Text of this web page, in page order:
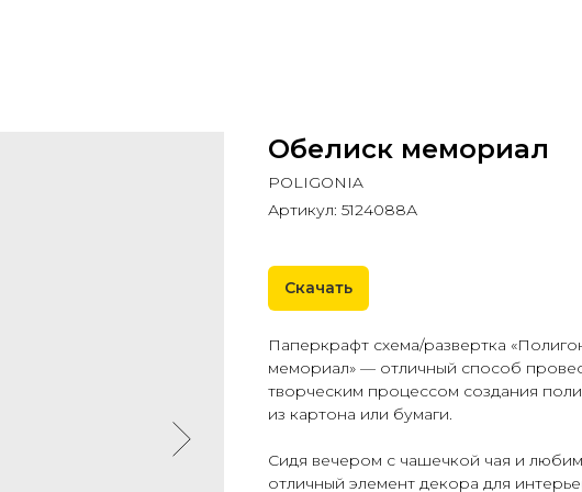
Обелиск мемориал
POLIGONIA
Артикул: 5124088А
Скачать
Паперкрафт схема/развертка
мемориал» — отличный способ
творческим процессом создания
из картона или бумаги.
Сидя вечером с чашечкой чая и
отличный элемент декора для